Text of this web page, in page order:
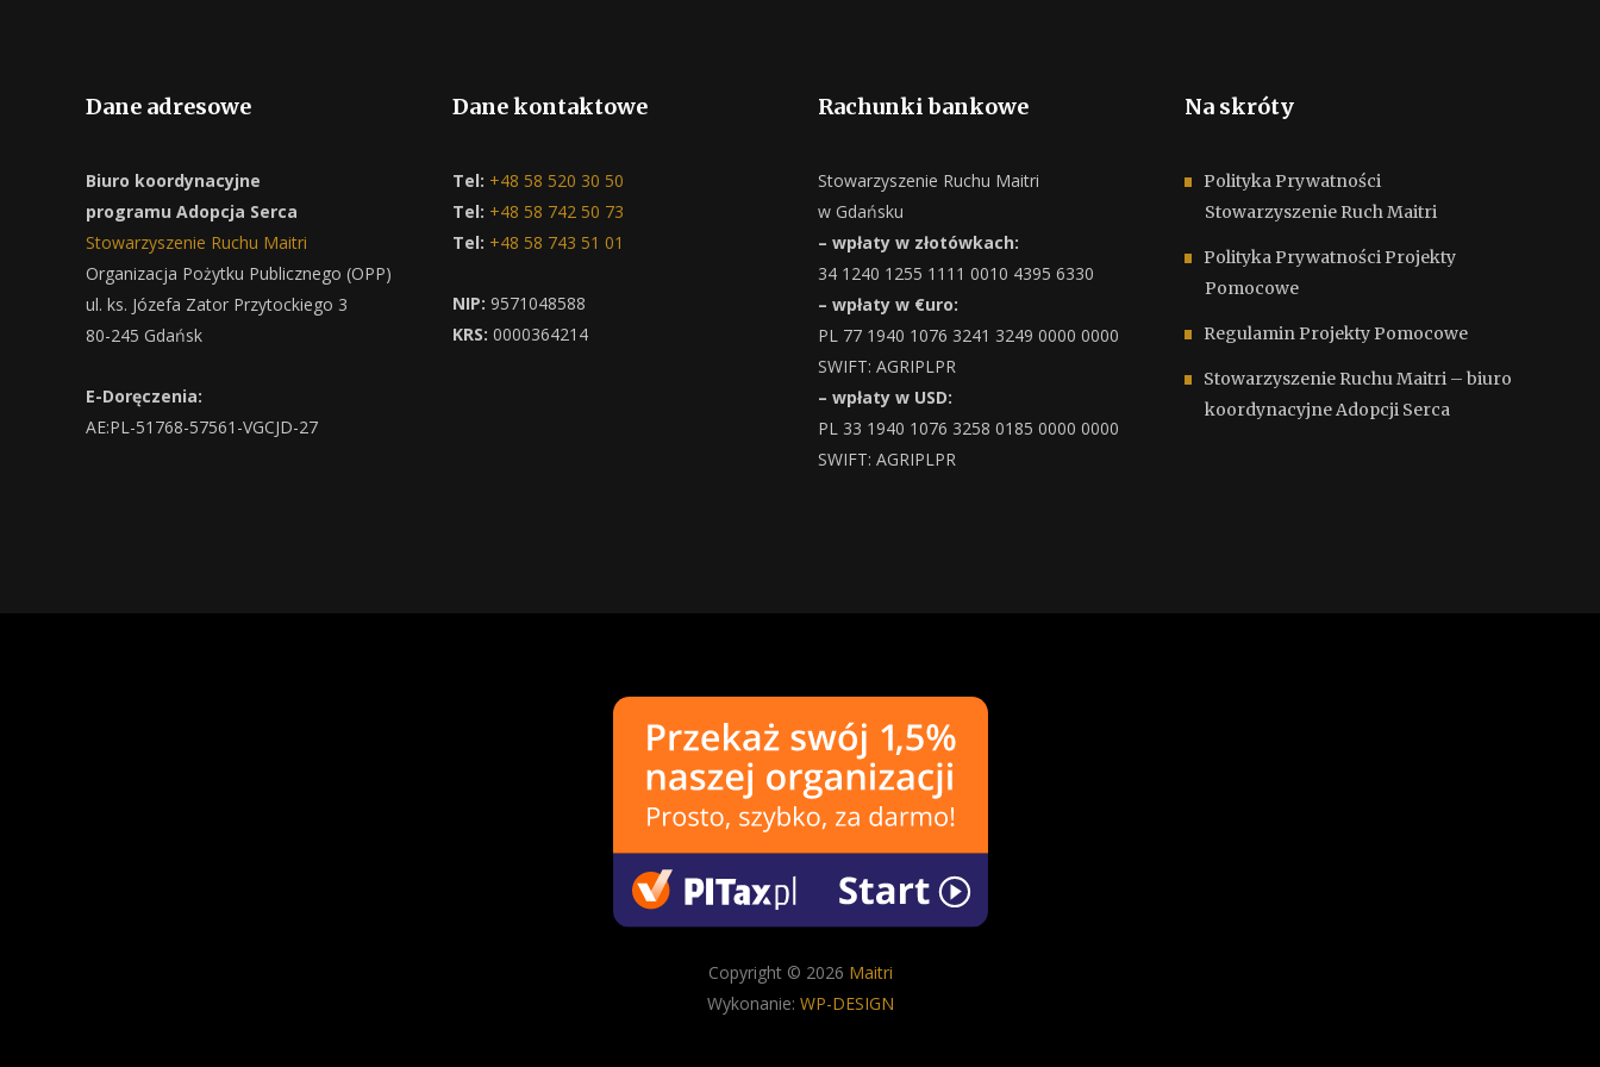
Dane adresowe
Biuro koordynacyjne
programu Adopcja Serca
Stowarzyszenie Ruchu Maitri
Organizacja Pożytku Publicznego (OPP)
ul. ks. Józefa Zator Przytockiego 3
80-245 Gdańsk
E-Doręczenia:
AE:PL-51768-57561-VGCJD-27
Dane kontaktowe
Tel: +48 58 520 30 50
Tel: +48 58 742 50 73
Tel: +48 58 743 51 01
NIP: 9571048588
KRS: 0000364214
Rachunki bankowe
Stowarzyszenie Ruchu Maitri
w Gdańsku
– wpłaty w złotówkach:
34 1240 1255 1111 0010 4395 6330
– wpłaty w €uro:
PL 77 1940 1076 3241 3249 0000 0000
SWIFT: AGRIPLPR
– wpłaty w USD:
PL 33 1940 1076 3258 0185 0000 0000
SWIFT: AGRIPLPR
Na skróty
Polityka Prywatności
Stowarzyszenie Ruch Maitri
Polityka Prywatności Projekty
Pomocowe
Regulamin Projekty Pomocowe
Stowarzyszenie Ruchu Maitri – biuro
koordynacyjne Adopcji Serca
Copyright © 2026 Maitri
Wykonanie: WP-DESIGN